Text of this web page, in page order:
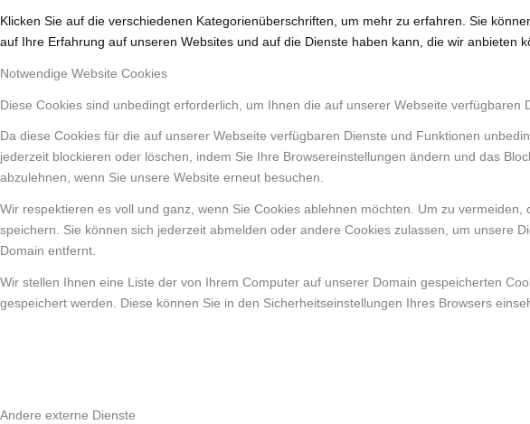
Klicken Sie auf die verschiedenen Kategorienüberschriften, um mehr zu erfahren. Sie
auf Ihre Erfahrung auf unseren Websites und auf die Dienste haben kann, die wir anbieten
Notwendige Website Cookies
Diese Cookies sind unbedingt erforderlich, um Ihnen die auf unserer Webseite verfügbaren
Da diese Cookies für die auf unserer Webseite verfügbaren Dienste und Funktionen
jederzeit blockieren oder löschen, indem Sie Ihre Browsereinstellungen ändern und das
abzulehnen, wenn Sie unsere Website erneut besuchen.
Wir respektieren es voll und ganz, wenn Sie Cookies ablehnen möchten. Um zu
speichern. Sie können sich jederzeit abmelden oder andere Cookies zulassen, um unsere
Domain entfernt.
Wir stellen Ihnen eine Liste der von Ihrem Computer auf unserer Domain gespeicherten
gespeichert werden. Diese können Sie in den Sicherheitseinstellungen Ihres Browsers
Andere externe Dienste